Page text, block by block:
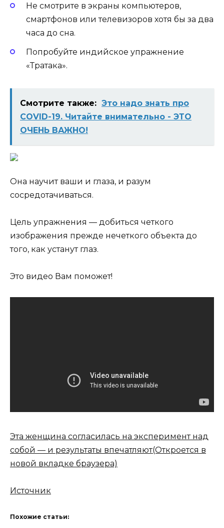
Не смотрите в экраны компьютеров,
смартфонов или телевизоров хотя бы за два
часа до сна.
Попробуйте индийское упражнение
«Тратака».
Смотрите также: Это надо знать про
COVID-19. Читайте внимательно - ЭТО
ОЧЕНЬ ВАЖНО!
Она научит ваши и глаза, и разум
сосредотачиваться.
Цель упражнения — добиться четкого
изображения прежде нечеткого объекта до
того, как устанут глаз.
Это видео Вам поможет!
Эта женщина согласилась на эксперимент над
собой — и результаты впечатляют(Откроется в
новой вкладке браузера)
Источник
Похожие статьи: